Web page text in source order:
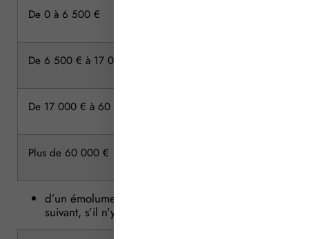
De 0 à 6 500 €
De 6 500 € à 17 000 €
De 17 000 € à 60 000 €
Plus de 60 000 €
d’un émolument proportionnel, selon le barème
suivant, s’il n’y a ni tirage au sort ni attribution :